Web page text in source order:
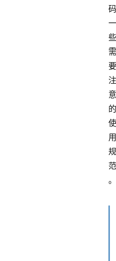
码
一
些
需
要
注
意
的
使
用
规
范
。